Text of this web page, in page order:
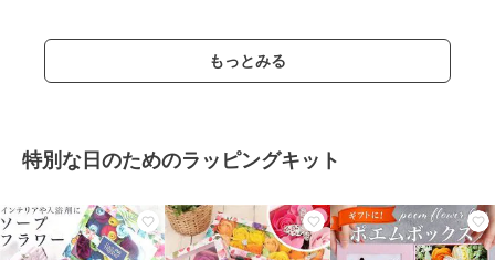
もっとみる
特別な日のためのラッピングキット